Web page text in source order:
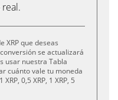
XRP que deseas
se actualizará
usar nuestra Tabla
cuánto vale tu moneda
0,5 XRP, 1 XRP, 5